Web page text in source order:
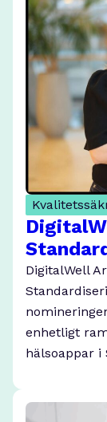
DigitalWell
enhetligt
hälsoappar i